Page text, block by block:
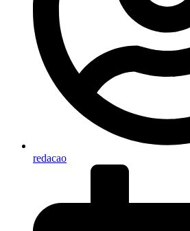
redacao